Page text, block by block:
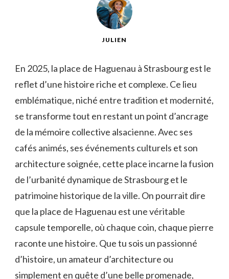
JULIEN
En 2025, la place de Haguenau à Strasbourg est le
reflet d’une histoire riche et complexe. Ce lieu
emblématique, niché entre tradition et modernité,
se transforme tout en restant un point d’ancrage
de la mémoire collective alsacienne. Avec ses
cafés animés, ses événements culturels et son
architecture soignée, cette place incarne la fusion
de l’urbanité dynamique de Strasbourg et le
patrimoine historique de la ville. On pourrait dire
que la place de Haguenau est une véritable
capsule temporelle, où chaque coin, chaque pierre
raconte une histoire. Que tu sois un passionné
d’histoire, un amateur d’architecture ou
simplement en quête d’une belle promenade,